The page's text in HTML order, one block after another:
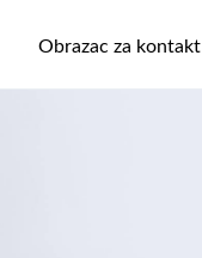
Obrazac za kontakt